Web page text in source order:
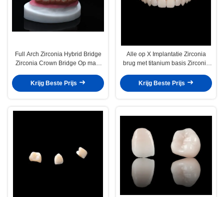
Full Arch Zirconia Hybrid Bridge
Zirconia Crown Bridge Op maat
Krijg Beste Prijs
Alle op X Implantatie Zirconia
brug met titanium basis Zirconia
Krijg Beste Prijs